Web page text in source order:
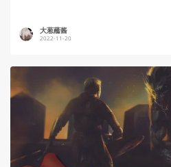
大葱蘸酱
2022-11-20